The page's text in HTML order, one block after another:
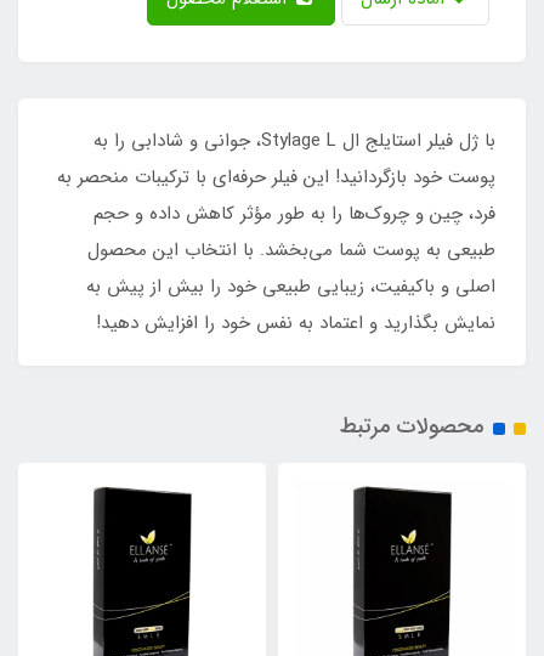
با ژل فیلر استایلج ال Stylage L، جوانی و شادابی را به
پوست خود بازگردانید! این فیلر حرفه‌ای با ترکیبات منحصر به
فرد، چین و چروک‌ها را به طور مؤثر کاهش داده و حجم
طبیعی به پوست شما می‌بخشد. با انتخاب این محصول
اصلی و باکیفیت، زیبایی طبیعی خود را بیش از پیش به
نمایش بگذارید و اعتماد به نفس خود را افزایش دهید!
محصولات مرتبط